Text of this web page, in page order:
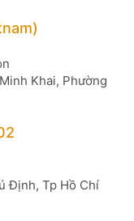
Khai, Phường
Định, Tp Hồ Chí